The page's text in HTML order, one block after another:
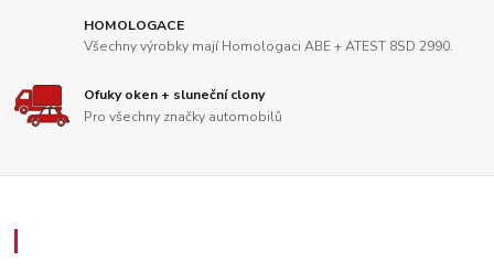
HOMOLOGACE
Všechny výrobky mají Homologaci ABE + ATEST 8SD 2990.
Ofuky oken + sluneční clony
Pro všechny značky automobilů